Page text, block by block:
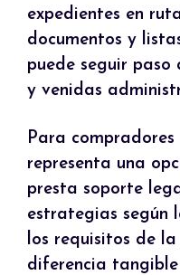
expedientes en
documentos y
puede seguir paso
y venidas
Para compradores
representa una
presta soporte
estrategias según
los requisitos de
diferencia tangible